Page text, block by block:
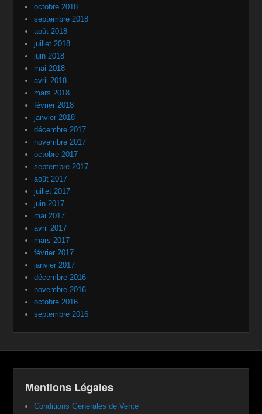
octobre 2018
septembre 2018
août 2018
juillet 2018
juin 2018
mai 2018
avril 2018
mars 2018
février 2018
janvier 2018
décembre 2017
novembre 2017
octobre 2017
septembre 2017
août 2017
juillet 2017
juin 2017
mai 2017
avril 2017
mars 2017
février 2017
janvier 2017
décembre 2016
novembre 2016
octobre 2016
septembre 2016
Mentions Légales
Conditions Générales de Vente